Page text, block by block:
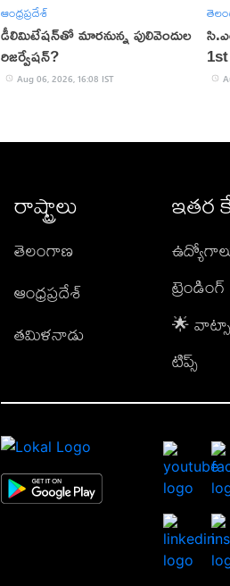
ఆంధ్రప్రదేశ్
డీలిమిటేషన్‌తో మారనున్న పులివెందుల
రిజర్వేషన్?
Aug 06, 2026, 16:08 IST
రాష్ట్రాలు
తెలంగాణ
ఆంధ్రప్రదేశ్
తమిళనాడు
ఇతర
ట్రెండింగ్
🌟
టిప్స్